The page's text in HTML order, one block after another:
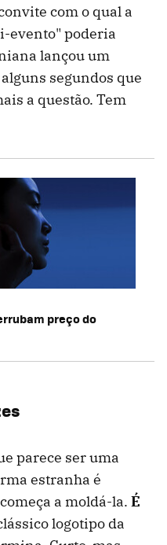
com o qual a
evento" poderia
lançou um
segundos que
a questão. Tem
preço do
parece ser uma
estranha é
a moldá-la. É
logotipo da